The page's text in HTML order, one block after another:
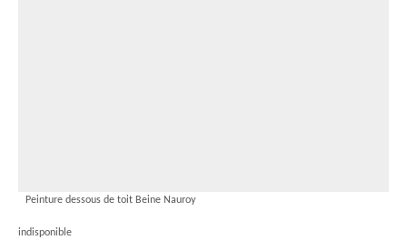
Peinture dessous de toit Beine Nauroy
indisponible